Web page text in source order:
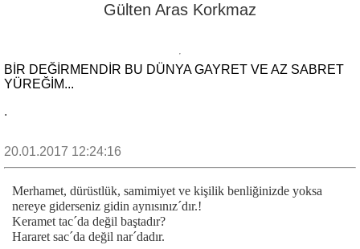
Gülten Aras Korkmaz
BİR DEĞİRMENDİR BU DÜNYA GAYRET VE AZ SABRET
YÜREĞİM...
.
20.01.2017 12:24:16
Merhamet, dürüstlük, samimiyet ve kişilik benliğinizde yoksa
nereye giderseniz gidin aynısınız´dır.!
Keramet tac´da değil baştadır?
Hararet sac´da değil nar´dadır.